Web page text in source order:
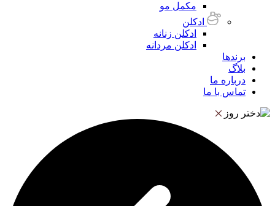
مکمل مو
ادکلن
ادکلن زنانه
ادکلن مردانه
برندها
بلاگ
درباره ما
تماس با ما